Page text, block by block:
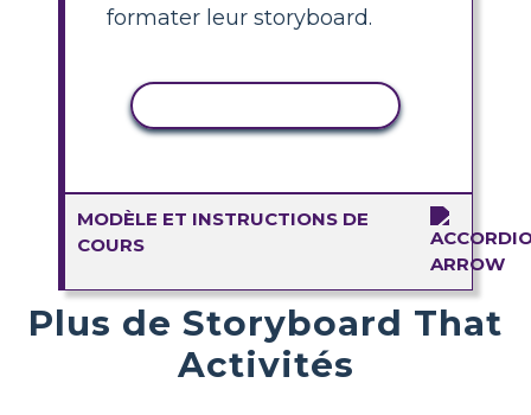
formater leur storyboard.
MODÈLE ET INSTRUCTIONS DE
COURS
Plus de Storyboard That
Activités